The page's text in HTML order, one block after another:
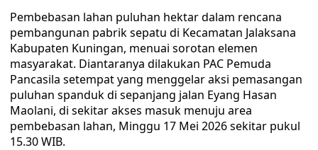
Pembebasan lahan puluhan hektar dalam rencana
pembangunan pabrik sepatu di Kecamatan Jalaksana
Kabupaten Kuningan, menuai sorotan elemen
masyarakat. Diantaranya dilakukan PAC Pemuda
Pancasila setempat yang menggelar aksi pemasangan
puluhan spanduk di sepanjang jalan Eyang Hasan
Maolani, di sekitar akses masuk menuju area
pembebasan lahan, Minggu 17 Mei 2026 sekitar pukul
15.30 WIB.